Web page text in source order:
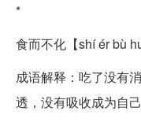
*
食而不化【shí ér bù
成语解释：吃了没有
透，没有吸收成为自己